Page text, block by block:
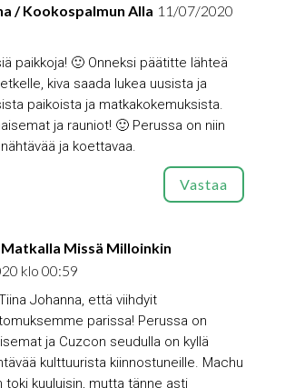
/ Kookospalmun Alla 11/07/2020
paikkoja! 🙂 Onneksi päätitte lähteä
kiva saada lukea uusista ja
paikoista ja matkakokemuksista.
ja rauniot! 🙂 Perussa on niin
ja koettavaa.
Vastaa
Missä Milloinkin
klo 00:59
Johanna, että viihdyit
parissa! Perussa on
ja Cuzcon seudulla on kyllä
kulttuurista kiinnostuneille. Machu
toki kuuluisin, mutta tänne asti